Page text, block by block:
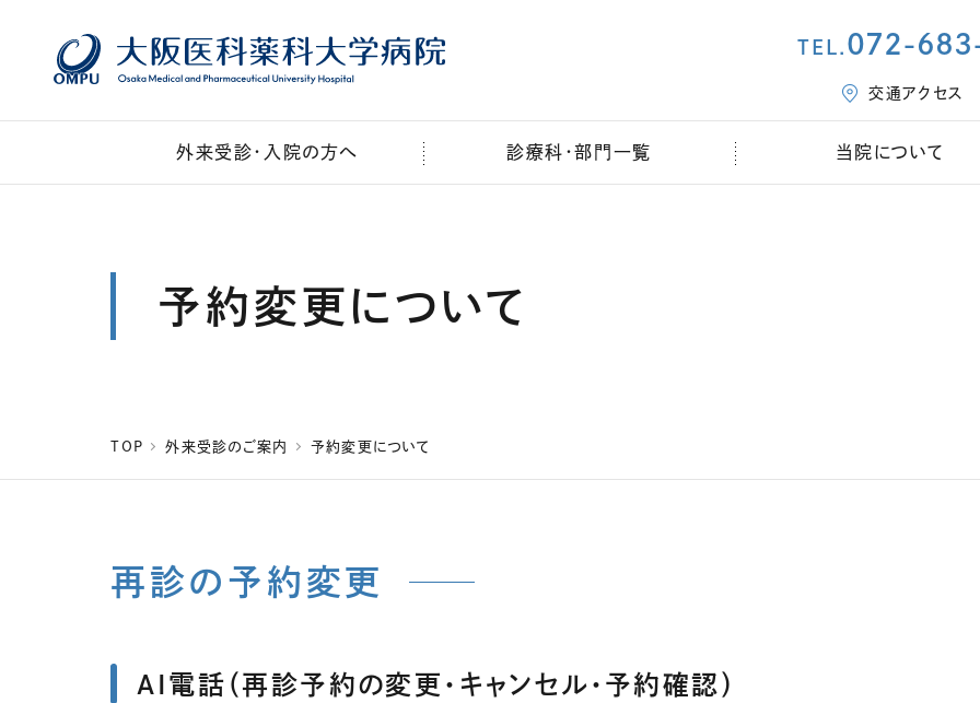
TEL. 072-
交通アクセス
外来受診・入院の方へ 診療科・部門一覧 当院について
予約変更について
TOP 外来受診のご案内 予約変更について
再診の予約変更
AI電話（再診予約の変更・キャンセル・予約確認）